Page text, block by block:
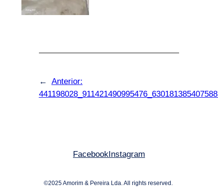
←
Anterior:
Facebook Instagram
©2025 Amorim & Pereira Lda. All rights reserved.